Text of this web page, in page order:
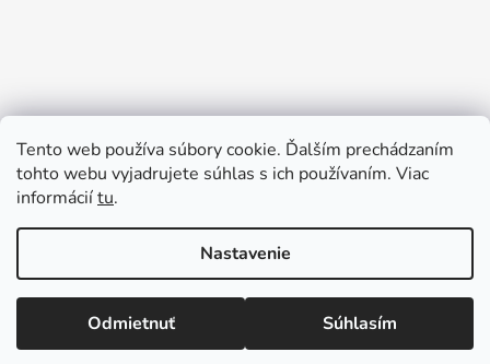
Tento web používa súbory cookie. Ďalším prechádzaním
tohto webu vyjadrujete súhlas s ich používaním. Viac
informáciítu.
Nastavenie
Odmietnuť Súhlasím
SKRYTÉ PRÍPLATKY - CENY SÚ KONEČNÉ ★
Expedujeme DENNE - ZĽAVY UŽ OD DVOCH KUSOV
Vytvoril Shoptet
Copyright 2026Pečiatková pohotovosť - najlacnejsie
pečiatky. Všetky práva vyhradené.
Upraviť nastavenie
cookies